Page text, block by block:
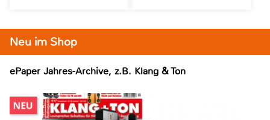
Neu im Shop
ePaper Jahres-Archive, z.B. Klang & Ton